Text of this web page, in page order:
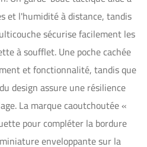
et l'humidité à distance, tandis
sécurise facilement les
à soufflet. Une poche cachée
et fonctionnalité, tandis que
design assure une résilience
La marque caoutchoutée «
pour compléter la bordure
enveloppante sur la